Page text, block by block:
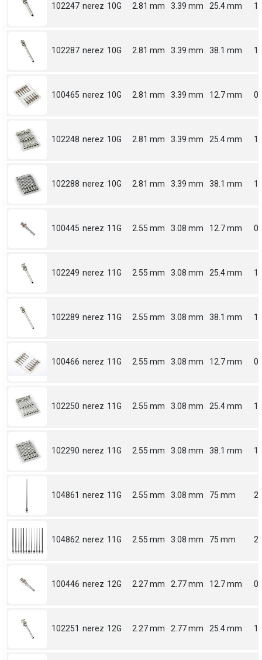
102247 nerez 10G 2.81 mm 3.39 mm 25.4 mm 1
102287 nerez 10G 2.81 mm 3.39 mm 38.1 mm
100465 nerez 10G 2.81 mm 3.39 mm 12.7 mm
102248 nerez 10G 2.81 mm 3.39 mm 25.4 mm 1
102288 nerez 10G 2.81 mm 3.39 mm 38.1 mm
100445 nerez 11G 2.55 mm 3.08 mm 12.7 mm
102249 nerez 11G 2.55 mm 3.08 mm 25.4 mm 1
102289 nerez 11G 2.55 mm 3.08 mm 38.1 mm
100466 nerez 11G 2.55 mm 3.08 mm 12.7 mm
102250 nerez 11G 2.55 mm 3.08 mm 25.4 mm 1
102290 nerez 11G 2.55 mm 3.08 mm 38.1 mm
104861 nerez 11G 2.55 mm 3.08 mm 75 mm
104862 nerez 11G 2.55 mm 3.08 mm 75 mm
100446 nerez 12G 2.27 mm 2.77 mm 12.7 mm
102251 nerez 12G 2.27 mm 2.77 mm 25.4 mm 1